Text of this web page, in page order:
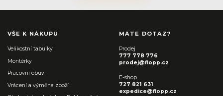
VŠE K NÁKUPU
Velikostní tabulky
Montérky
Pracovní obuv
Vrácení a výměna zboží
MÁTE DOTAZ?
Prodej
777 778 776
prodej@flopp.cz
E-shop
727 821 631
expedice@flopp.cz